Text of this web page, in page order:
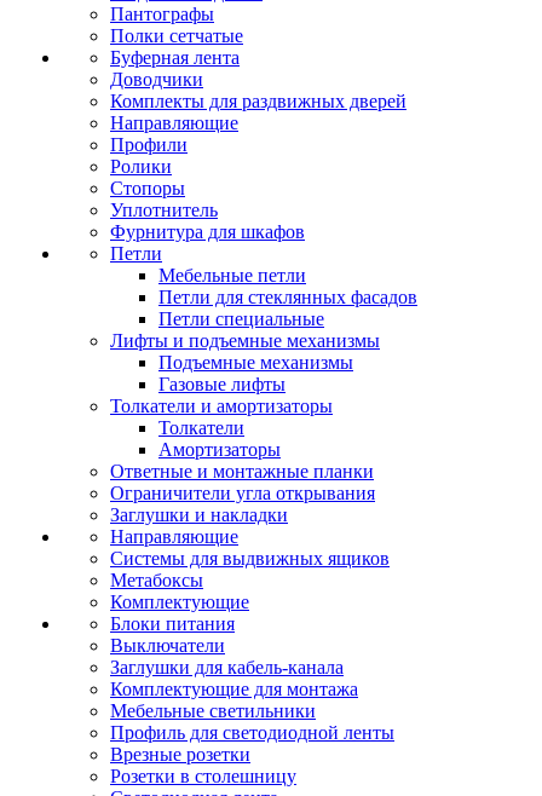
Пантографы
Полки сетчатые
Буферная лента
Доводчики
Комплекты для раздвижных дверей
Направляющие
Профили
Ролики
Стопоры
Уплотнитель
Фурнитура для шкафов
Петли
Мебельные петли
Петли для стеклянных фасадов
Петли специальные
Лифты и подъемные механизмы
Подъемные механизмы
Газовые лифты
Толкатели и амортизаторы
Толкатели
Амортизаторы
Ответные и монтажные планки
Ограничители угла открывания
Заглушки и накладки
Направляющие
Системы для выдвижных ящиков
Метабоксы
Комплектующие
Блоки питания
Выключатели
Заглушки для кабель-канала
Комплектующие для монтажа
Мебельные светильники
Профиль для светодиодной ленты
Врезные розетки
Розетки в столешницу